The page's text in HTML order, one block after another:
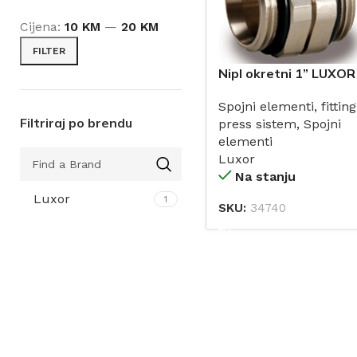
FILTER
Cijena: 10 KM — 20 KM
Filtriraj po brendu
Luxor 1
Nipl okretni 1” LUXOR
Spojni elementi,
press sistem, Spojni
elementi
Luxor
Na stanju
SKU: 34740